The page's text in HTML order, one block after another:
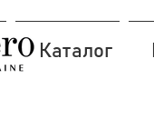
Каталог